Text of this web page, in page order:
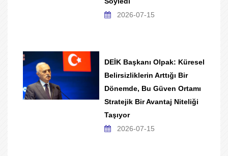
2026-07-15
DEİK Başkanı Olpak: Küresel
Belirsizliklerin Arttığı Bir
Dönemde, Bu Güven Ortamı
Stratejik Bir Avantaj Niteliği
Taşıyor
2026-07-15